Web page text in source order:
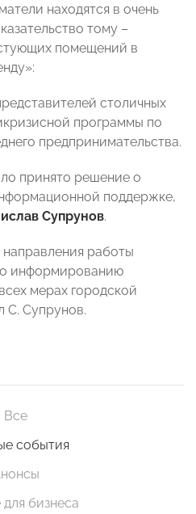
находятся в очень
тому –
помещений в
столичных
программы по
предпринимательства.
принято решение о
поддержке,
Супрунов.
работы
информированию
мерах городской
С. Супрунов.
Все
события
бизнеса